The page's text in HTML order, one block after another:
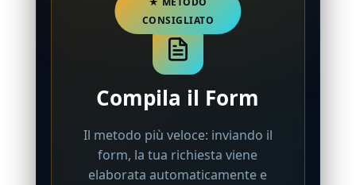
Compila il Form
Il metodo più veloce: inviando il
form, la tua richiesta viene
elaborata automaticamente e